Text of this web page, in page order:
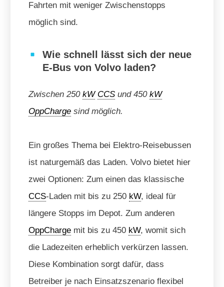
Fahrten mit weniger Zwischenstopps
möglich sind.
Wie schnell lässt sich der neue
E-Bus von Volvo laden?
Zwischen 250 kW CCS und 450 kW
OppCharge sind möglich.
Ein großes Thema bei Elektro-Reisebussen
ist naturgemäß das Laden. Volvo bietet hier
zwei Optionen: Zum einen das klassische
CCS-Laden mit bis zu 250 kW, ideal für
längere Stopps im Depot. Zum anderen
OppCharge mit bis zu 450 kW, womit sich
die Ladezeiten erheblich verkürzen lassen.
Diese Kombination sorgt dafür, dass
Betreiber je nach Einsatzszenario flexibel